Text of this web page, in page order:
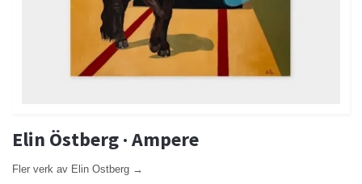
Elin Östberg · Ampere
Fler verk av Elin Ostberg →